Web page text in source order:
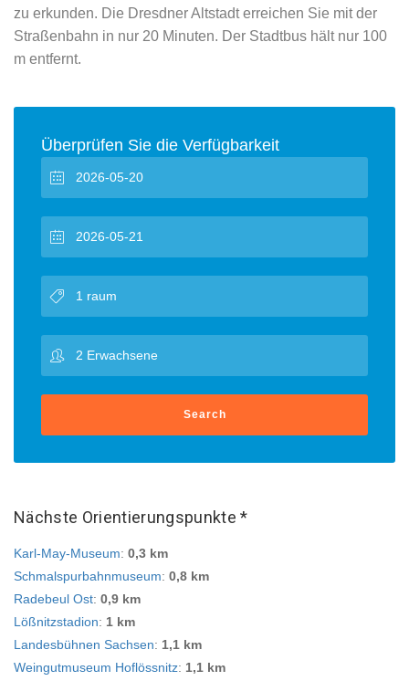
zu erkunden. Die Dresdner Altstadt erreichen Sie mit der
Straßenbahn in nur 20 Minuten. Der Stadtbus hält nur 100
m entfernt.
Überprüfen Sie die Verfügbarkeit
Search
Nächste Orientierungspunkte *
Karl-May-Museum: 0,3 km
Schmalspurbahnmuseum: 0,8 km
Radebeul Ost: 0,9 km
Lößnitzstadion: 1 km
Landesbühnen Sachsen: 1,1 km
Weingutmuseum Hoflössnitz: 1,1 km